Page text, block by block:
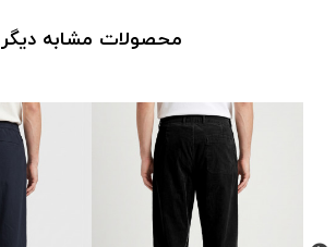
محصولات مشابه دیگر